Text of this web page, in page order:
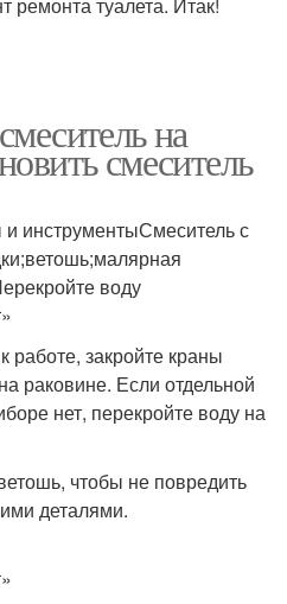
на
смеситель
инструментыСмеситель с
воду
работе, закройте краны
раковине. Если отдельной
нет, перекройте воду на
чтобы не повредить
деталями.